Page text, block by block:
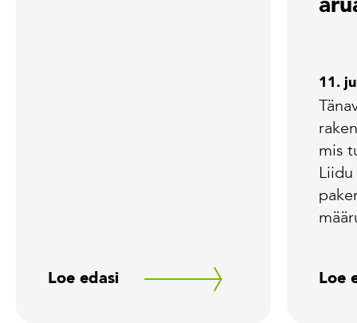
Loe edasi
11.
mis
Loe